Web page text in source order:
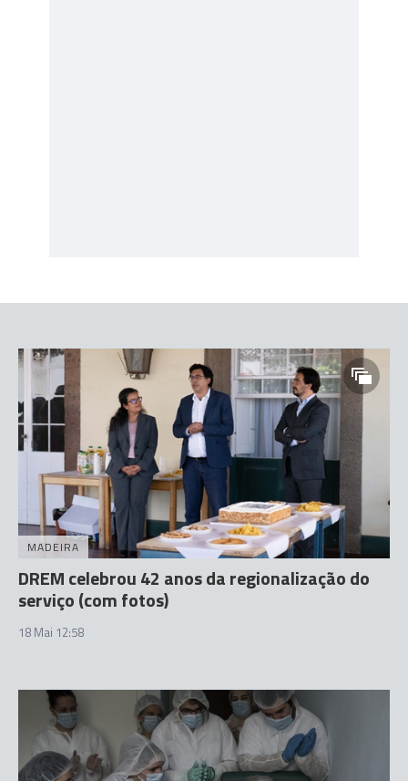
MADEIRA
DREM celebrou 42 anos da regionalização do
serviço (com fotos)
18 Mai 12:58